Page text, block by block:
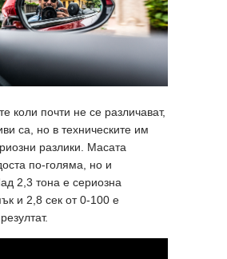
коли почти не се различават,
са, но в техническите им
разлики. Масата
по-голяма, но и
2,3 тона е сериозна
и 2,8 сек от 0-100 е